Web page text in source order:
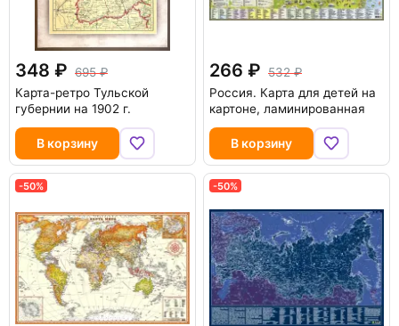
348
695
Карта-ретро Тульской
губернии на 1902 г.
В корзину
266
532
Россия. Карта для детей на
картоне, ламинированная
В корзину
-50% -50%